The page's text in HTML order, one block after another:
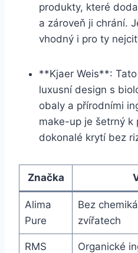
produkty, které
a⁤ zároveň ji​ chrání.⁣
vhodný​ i pro ‍ty
**Kjaer Weis**:
luxusní‌ design s
obaly a přírodními⁢
make-up⁣ je šetrný k
dokonalé krytí bez
Značka
Alima
Pure
Bez
zvířatech
RMS
Organické